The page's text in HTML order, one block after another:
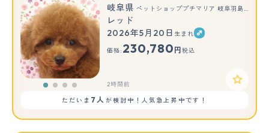
岐阜県 ペットショッププチマリア 岐阜羽島店
レッド
2026年5月20日 生まれ
価格: 230,780 円 税込
2時間前
ただいま 7人 が検討中！人気急上昇中です！